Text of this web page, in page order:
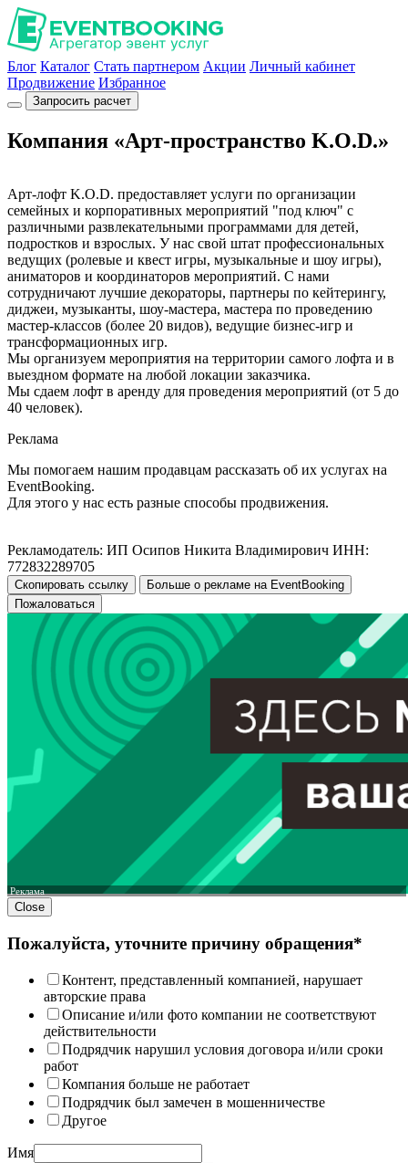
Блог Каталог Стать партнером Акции Личный кабинет
Продвижение Избранное
Запросить расчет
Компания «Арт-пространство K.O.D.»
Арт-лофт K.O.D. предоставляет услуги по организации
семейных и корпоративных мероприятий "под ключ" с
различными развлекательными программами для детей,
подростков и взрослых. У нас свой штат профессиональных
ведущих (ролевые и квест игры, музыкальные и шоу игры),
аниматоров и координаторов мероприятий. C нами
сотрудничают лучшие декораторы, партнеры по кейтерингу,
диджеи, музыканты, шоу-мастера, мастера по проведению
мастер-классов (более 20 видов), ведущие бизнес-игр и
трансформационных игр.
Мы организуем мероприятия на территории самого лофта и в
выездном формате на любой локации заказчика.
Мы сдаем лофт в аренду для проведения мероприятий (от 5 до
40 человек).
Реклама
Мы помогаем нашим продавцам рассказать об их услугах на
EventBooking.
Для этого у нас есть разные способы продвижения.
Рекламодатель: ИП Осипов Никита Владимирович ИНН:
772832289705
Скопировать ссылку
Больше о рекламе на EventBooking
Пожаловаться
Реклама
Close
Пожалуйста, уточните причину обращения*
Контент, представленный компанией, нарушает
авторские права
Описание и/или фото компании не соответствуют
действительности
Подрядчик нарушил условия договора и/или сроки
работ
Компания больше не работает
Подрядчик был замечен в мошенничестве
Другое
Имя